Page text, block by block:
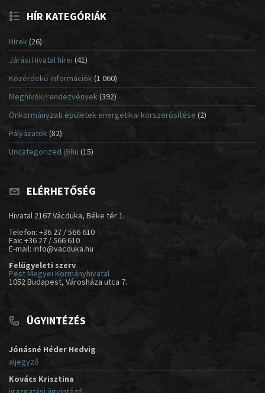
HÍR KATEGÓRIÁK
Hírek(26)
Járási Hivatal hírei (41)
Közérdekű információk(1 060)
Meghívók/rendezvények (392)
Önkormányzati épületek energetikai korszerűsítése (2)
Pályázatok (82)
Uncategorized @hu (15)
ELÉRHETŐSÉG
Hivatal 2167 Vácduka, Béke tér 1.
Telefon: +36 27 / 566 610
Fax: +36 27 / 566 610
E-mail: info@vacduka.hu
Felügyeleti szerv
Pest Megyei Kormányhivatal
1052 Budapest, Városháza utca 7.
ÜGYINTÉZÉS
Jónásné Héder Hedvig
aljegyző
Kovács Krisztina